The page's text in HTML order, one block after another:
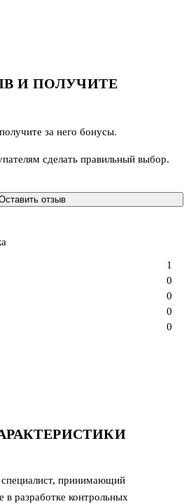
принимающий
в разработке контрольных
И ПОЛУЧИТЕ
за него бонусы.
сделать правильный выбор.
отзыв
0
0
0
0
1